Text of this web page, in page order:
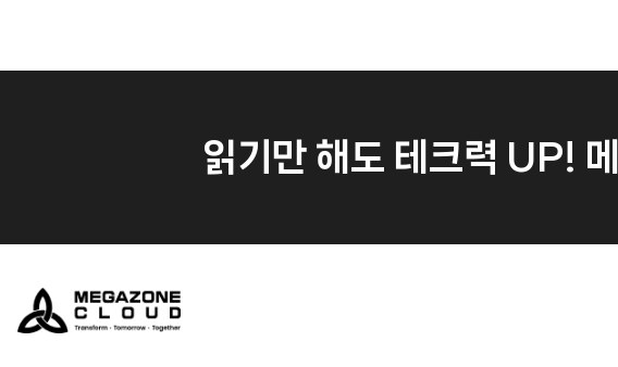
읽기만 해도 테크력 UP!